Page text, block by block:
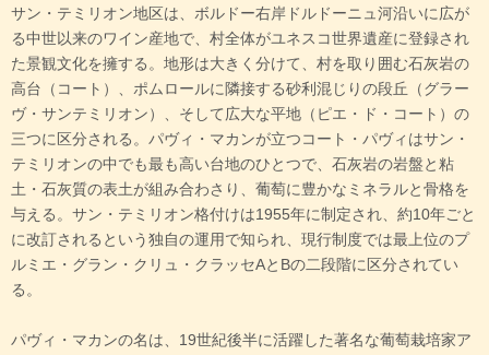
サン・テミリオン地区は、ボルドー右岸ドルドーニュ河沿いに広が
る中世以来のワイン産地で、村全体がユネスコ世界遺産に登録され
た景観文化を擁する。地形は大きく分けて、村を取り囲む石灰岩の
高台（コート）、ポムロールに隣接する砂利混じりの段丘（グラー
ヴ・サンテミリオン）、そして広大な平地（ピエ・ド・コート）の
三つに区分される。パヴィ・マカンが立つコート・パヴィはサン・
テミリオンの中でも最も高い台地のひとつで、石灰岩の岩盤と粘
土・石灰質の表土が組み合わさり、葡萄に豊かなミネラルと骨格を
与える。サン・テミリオン格付けは1955年に制定され、約10年ごと
に改訂されるという独自の運用で知られ、現行制度では最上位のプ
ルミエ・グラン・クリュ・クラッセAとBの二段階に区分されてい
る。
パヴィ・マカンの名は、19世紀後半に活躍した著名な葡萄栽培家ア